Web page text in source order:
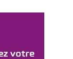
votre